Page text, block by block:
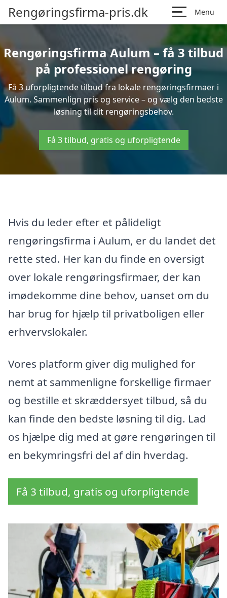
Rengøringsfirma-pris.dk Menu
Rengøringsfirma Aulum – få 3 tilbud
på professionel rengøring
Få 3 uforpligtende tilbud fra lokale rengøringsfirmaer i
Aulum. Sammenlign pris og service – og vælg den bedste
løsning til dit rengøringsbehov.
Få 3 tilbud, gratis og uforpligtende
Hvis du leder efter et pålideligt
rengøringsfirma i Aulum, er du landet det
rette sted. Her kan du finde en oversigt
over lokale rengøringsfirmaer, der kan
imødekomme dine behov, uanset om du
har brug for hjælp til privatboligen eller
erhvervslokaler.
Vores platform giver dig mulighed for
nemt at sammenligne forskellige firmaer
og bestille et skræddersyet tilbud, så du
kan finde den bedste løsning til dig. Lad
os hjælpe dig med at gøre rengøringen til
en bekymringsfri del af din hverdag.
Få 3 tilbud, gratis og uforpligtende